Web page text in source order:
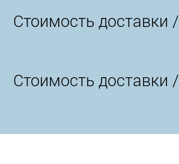
Стоимость доставки /
Стоимость доставки /